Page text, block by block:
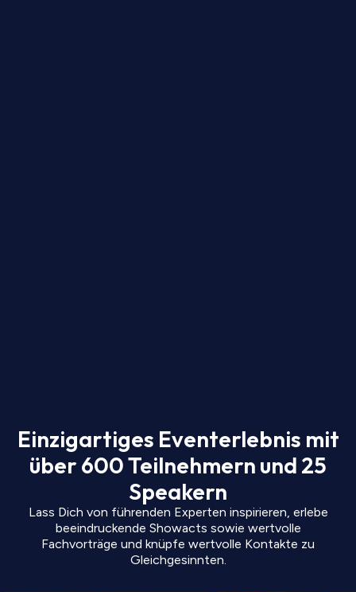
Einzigartiges Eventerlebnis mit
über 600 Teilnehmern und 25
Speakern
Lass Dich von führenden Experten inspirieren, erlebe
beeindruckende Showacts sowie wertvolle
Fachvorträge und knüpfe wertvolle Kontakte zu
Gleichgesinnten.